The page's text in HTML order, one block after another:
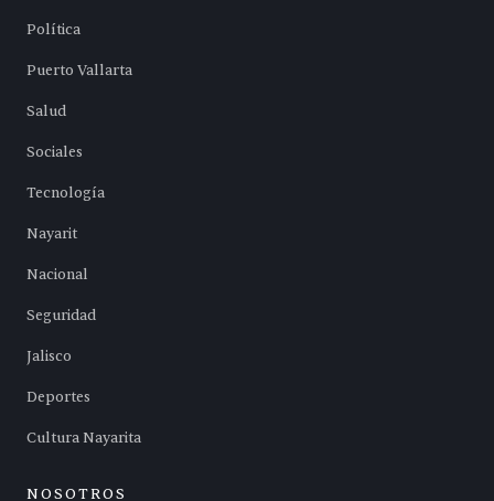
Política
Puerto Vallarta
Salud
Sociales
Tecnología
Nayarit
Nacional
Seguridad
Jalisco
Deportes
Cultura Nayarita
NOSOTROS